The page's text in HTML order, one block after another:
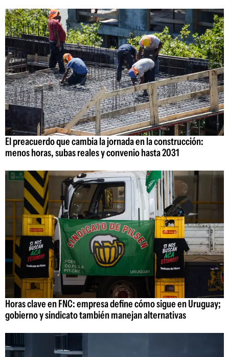
El preacuerdo que cambia la jornada en la construcción:
menos horas, subas reales y convenio hasta 2031
Horas clave en FNC: empresa define cómo sigue en Uruguay;
gobierno y sindicato también manejan alternativas